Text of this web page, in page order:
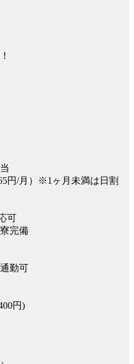
円/月）※1ヶ月未満は日割
可
完備
勤可
円)